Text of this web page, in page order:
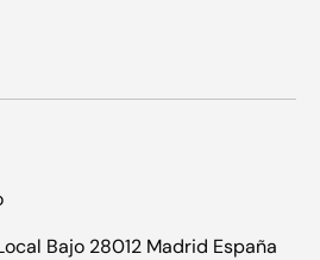
Bajo 28012 Madrid España